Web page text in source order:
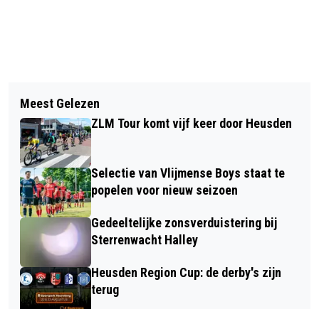
GEWELDIGE WORKSHOP MET MISHA
GABRIEL BIJ URBANSTYLZ
LEZING ‘BEGRAVEN EN
BEGRAAFPLAATSEN IN HEUSDEN’
Meest Gelezen
ZLM Tour komt vijf keer door Heusden
Selectie van Vlijmense Boys staat te
popelen voor nieuw seizoen
Gedeeltelijke zonsverduistering bij
Sterrenwacht Halley
Heusden Region Cup: de derby's zijn
terug